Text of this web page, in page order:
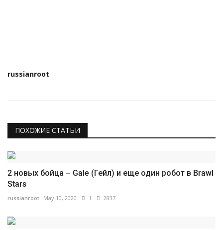
russianroot
ПОХОЖИЕ СТАТЬИ
2 новых бойца – Gale (Гейл) и еще один робот в Brawl
Stars
russianroot May 10, 2020 1 2837